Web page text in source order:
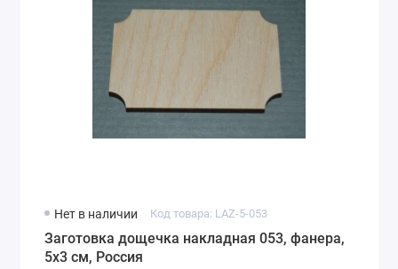
Нет в наличии Код товара: LAZ-5-053
Заготовка дощечка накладная 053, фанера,
5х3 см, Россия